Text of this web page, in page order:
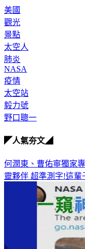
美國
觀光
景點
太空人
肺炎
NASA
疫情
太空站
毅力號
野口聰一
◤人氣夯文◢
何潤東、曹佑寧獨家
靈夥伴 超準測字!這輩